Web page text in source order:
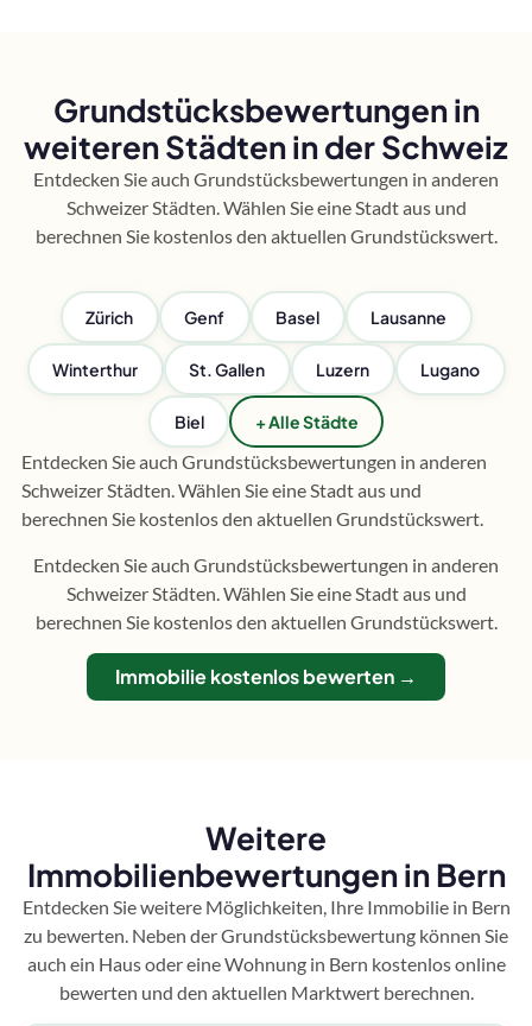
Grundstücksbewertungen in
weiteren Städten in der Schweiz
Entdecken Sie auch Grundstücksbewertungen in anderen
Schweizer Städten. Wählen Sie eine Stadt aus und
berechnen Sie kostenlos den aktuellen Grundstückswert.
Zürich Genf Basel Lausanne
Winterthur St. Gallen Luzern Lugano
Biel + Alle Städte
Entdecken Sie auch Grundstücksbewertungen in anderen
Schweizer Städten. Wählen Sie eine Stadt aus und
berechnen Sie kostenlos den aktuellen Grundstückswert.
Entdecken Sie auch Grundstücksbewertungen in anderen
Schweizer Städten. Wählen Sie eine Stadt aus und
berechnen Sie kostenlos den aktuellen Grundstückswert.
Immobilie kostenlos bewerten →
Weitere
Immobilienbewertungen in Bern
Entdecken Sie weitere Möglichkeiten, Ihre Immobilie in Bern
zu bewerten. Neben der Grundstücksbewertung können Sie
auch ein Haus oder eine Wohnung in Bern kostenlos online
bewerten und den aktuellen Marktwert berechnen.